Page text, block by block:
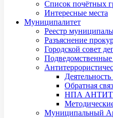
Список почётных
Интересные места
Муниципалитет
Реестр
Разъяснение
Городской совет
Подведомственные
Обратная
НПА
Муниципальный